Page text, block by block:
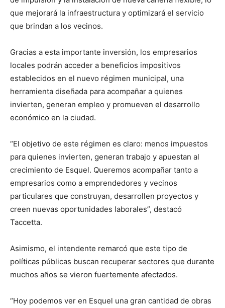
que mejorará la infraestructura y optimizará el servicio
que brindan a los vecinos.
Gracias a esta importante inversión, los empresarios
locales podrán acceder a beneficios impositivos
establecidos en el nuevo régimen municipal, una
herramienta diseñada para acompañar a quienes
invierten, generan empleo y promueven el desarrollo
económico en la ciudad.
“El objetivo de este régimen es claro: menos impuestos
para quienes invierten, generan trabajo y apuestan al
crecimiento de Esquel. Queremos acompañar tanto a
empresarios como a emprendedores y vecinos
particulares que construyan, desarrollen proyectos y
creen nuevas oportunidades laborales”, destacó
Taccetta.
Asimismo, el intendente remarcó que este tipo de
políticas públicas buscan recuperar sectores que durante
muchos años se vieron fuertemente afectados.
“Hoy podemos ver en Esquel una gran cantidad de obras